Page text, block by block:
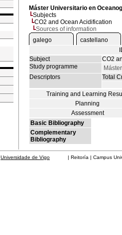
Máster Universitario en
Subjects
CO2 and Ocean Acidification
Sources of information
galego
castellano
Subject
CO2
Study programme
Descriptors
Total
Training and Learning
Planning
Assessment
Basic Bibliography
Complementary
Bibliography
Universidade de Vigo | Reitoría | Campus